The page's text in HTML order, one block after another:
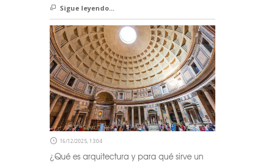
Sigue leyendo...
16/12/2025, 13:04
¿Qué es arquitectura y para qué sirve un